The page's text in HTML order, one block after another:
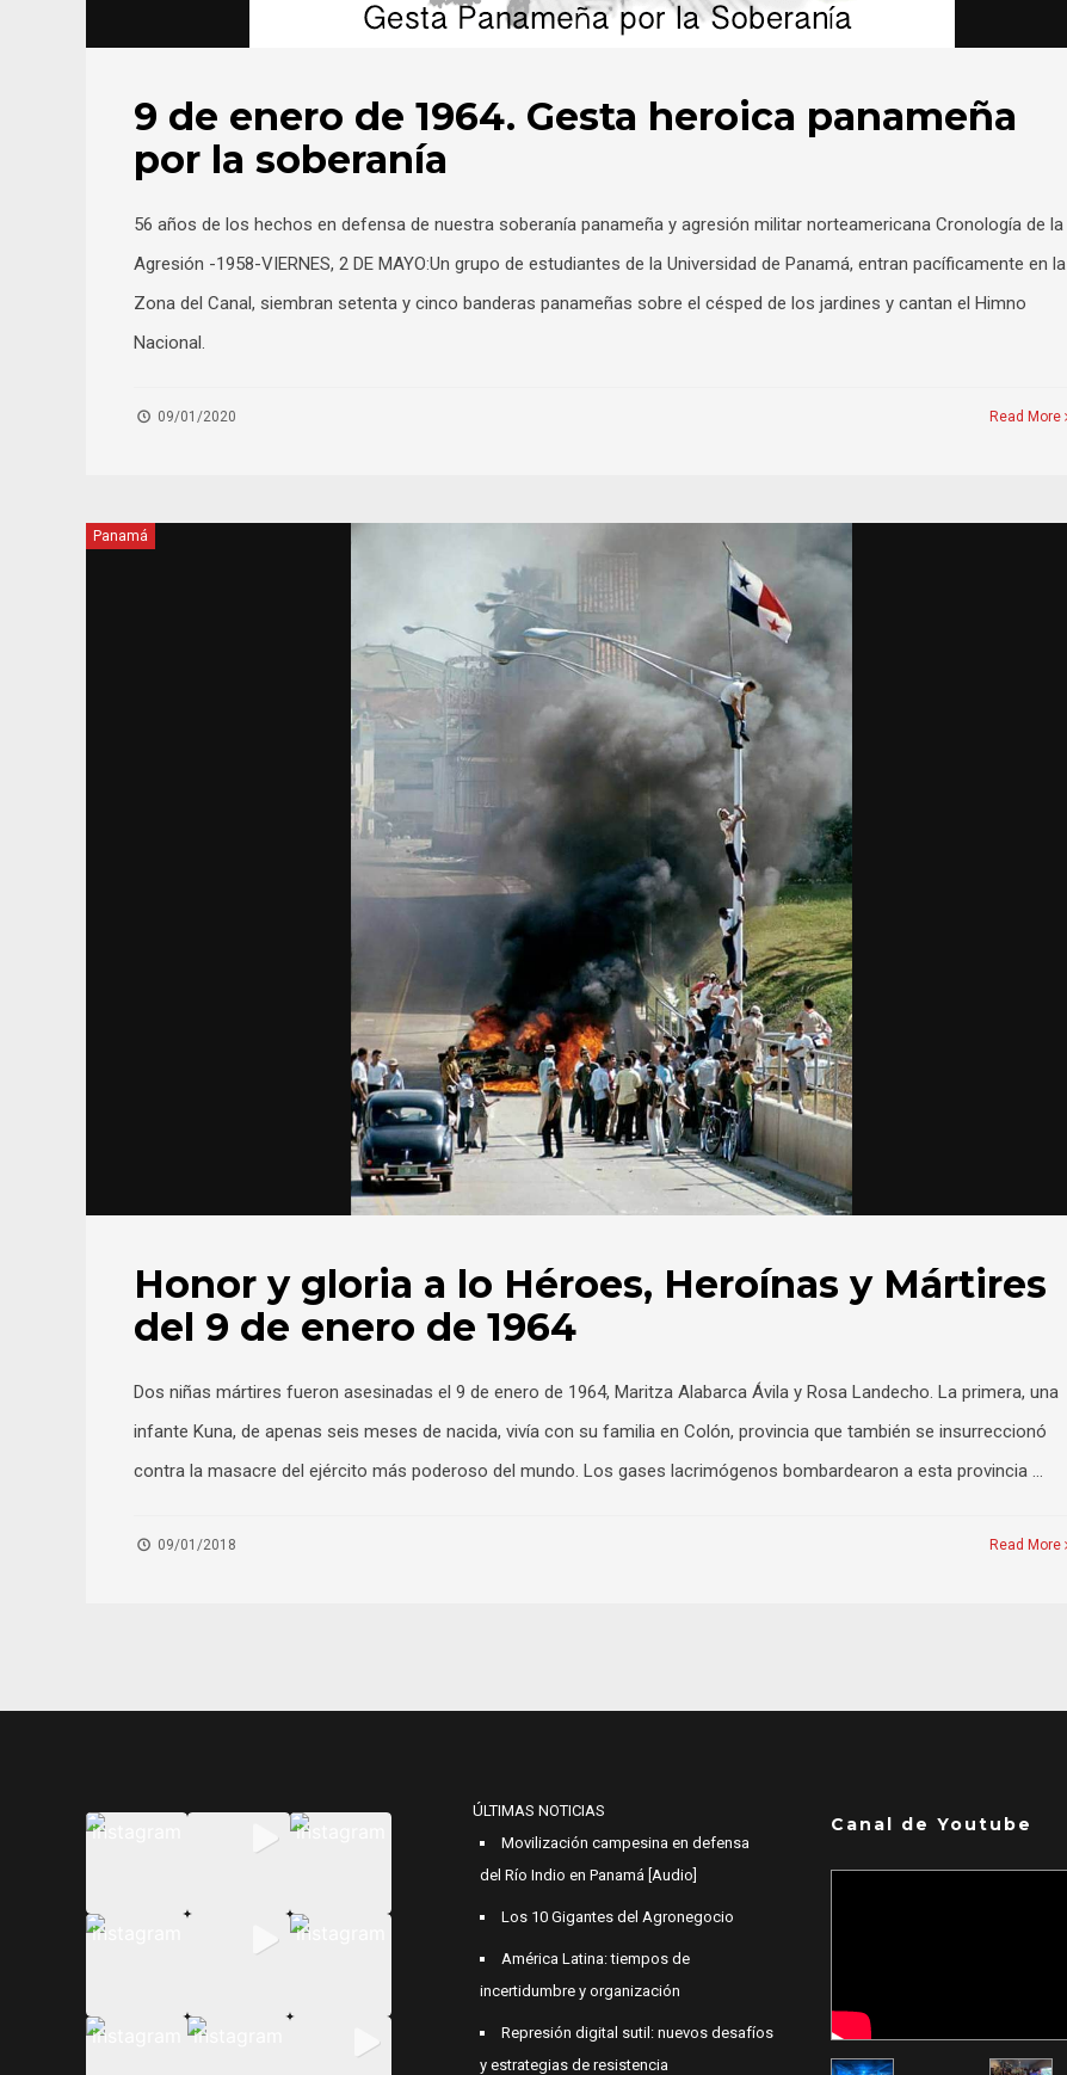
9 de enero de 1964. Gesta heroica panameña
por la soberanía
56 años de los hechos en defensa de nuestra soberanía panameña y agresión militar norteamericana Cronología de la
Agresión -1958-VIERNES, 2 DE MAYO:Un grupo de estudiantes de la Universidad de Panamá, entran pacíficamente en la
Zona del Canal, siembran setenta y cinco banderas panameñas sobre el césped de los jardines y cantan el Himno
Nacional.
09/01/2020 Read More
Panamá
Honor y gloria a lo Héroes, Heroínas y Mártires
del 9 de enero de 1964
Dos niñas mártires fueron asesinadas el 9 de enero de 1964, Maritza Alabarca Ávila y Rosa Landecho. La primera, una
infante Kuna, de apenas seis meses de nacida, vivía con su familia en Colón, provincia que también se insurreccionó
contra la masacre del ejército más poderoso del mundo. Los gases lacrimógenos bombardearon a esta provincia …
09/01/2018 Read More
ÚLTIMAS NOTICIAS
Movilización campesina en defensa
del Río Indio en Panamá [Audio]
Los 10 Gigantes del Agronegocio
América Latina: tiempos de
incertidumbre y organización
Represión digital sutil: nuevos desafíos
y estrategias de resistencia
Canal de Youtube